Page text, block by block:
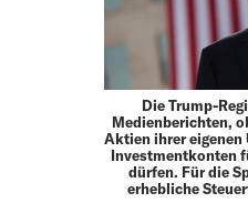
Die Trump-
Medienberichten,
Aktien ihrer eigenen
Investmentkonten
dürfen. Für die
erhebliche